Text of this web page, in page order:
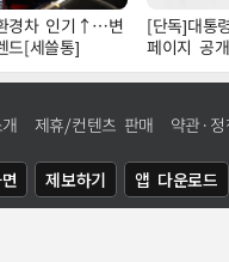
경차 인기↑…변
드[세쓸통]
[단독]대통
페이지 공
제휴/컨텐츠 판매 약관·정
제보하기 앱 다운로드